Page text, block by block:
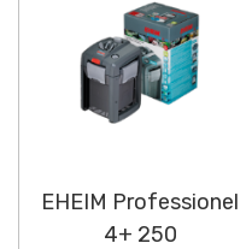
EHEIM Professionel
4+ 250